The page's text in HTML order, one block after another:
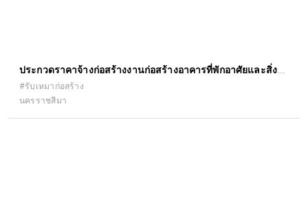
ประกวดราคาจ้างก่อสร้างงานก่อสร้างอาคารที่พักอาศัยและสิ่ง
ก่อสร้างประกอบ
#รับเหมาก่อสร้าง
นครราชสีมา